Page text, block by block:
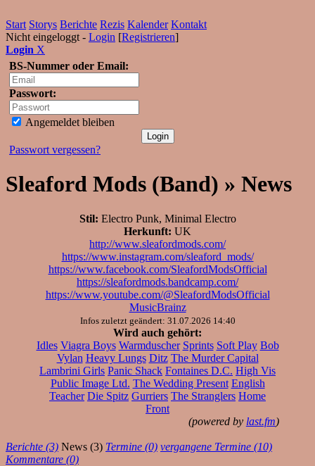
Start Storys Berichte Rezis Kalender Kontakt
Nicht eingeloggt - Login [Registrieren]
Login X
BS-Nummer oder Email:
Passwort:
Angemeldet bleiben
Passwort vergessen?
Sleaford Mods (Band) » News
Stil: Electro Punk, Minimal Electro
Herkunft: UK
http://www.sleafordmods.com/
https://www.instagram.com/sleaford_mods/
https://www.facebook.com/SleafordModsOfficial
https://sleafordmods.bandcamp.com/
https://www.youtube.com/@SleafordModsOfficial
MusicBrainz
Infos zuletzt geändert: 31.07.2026 14:40
Wird auch gehört:
Idles Viagra Boys Warmduscher Sprints Soft Play Bob
Vylan Heavy Lungs Ditz The Murder Capital
Lambrini Girls Panic Shack Fontaines D.C. High Vis
Public Image Ltd. The Wedding Present English
Teacher Die Spitz Gurriers The Stranglers Home
Front
(powered by last.fm)
Berichte (3) News (3) Termine (0) vergangene Termine (10)
Kommentare (0)